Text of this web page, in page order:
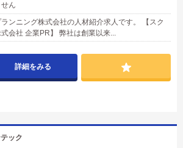
ん
ンニング株式会社の人材紹介求人です。 【スク
会社 企業PR】 弊社は創業以来...
詳細をみる
ック